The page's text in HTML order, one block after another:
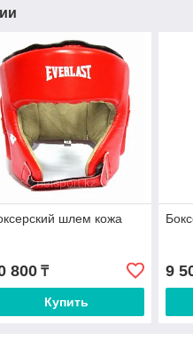
шлем кожа
800₸
Купить
9